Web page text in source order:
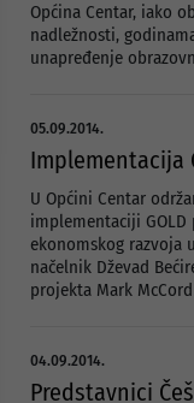
Općina Centar, iako
nadležnosti,
unapređenje
05.09.2014.
Implementacija
U Općini Centar
implementaciji
ekonomskog razvoja
načelnik Dževad
projekta Mark
04.09.2014.
Predstavnici